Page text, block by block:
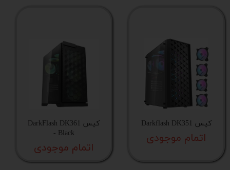
میزان عمق فضای مدیریت کابل
طول منبع‌تغذیه
تعداد، ابعاد و جایگاه فن های از پیش نصب شده
پورت USB
کیس Darkflash DK351
اتمام موجودی
کیس DarkFlash DK361
- Black
اتمام موجودی